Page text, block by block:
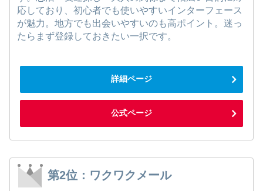
応しており、初心者でも使いやすいインターフェース
が魅力。地方でも出会いやすいのも高ポイント。迷っ
たらまず登録しておきたい一択です。
詳細ページ
公式ページ
第2位：ワクワクメール